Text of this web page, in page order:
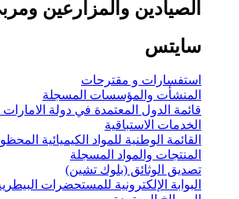
الصيادين والمزارعين
سايتس
استفسارات و مقترحات
المنشأت والمؤسسات المسجلة
قائمة الدول المعتمدة في دولة الامارات
الخدمات الاستباقية
القائمة الوطنية للمواد الكيميائية
المنتجات والمواد المسجلة
تصديق الوثائق (بلوك تشين)
البوابة الإلكترونية للمستحضرات